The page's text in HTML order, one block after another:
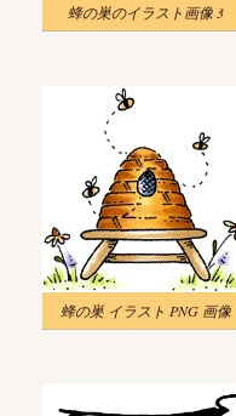
蜂の巣のイラスト画像 3
蜂の巣 イラスト PNG 画像